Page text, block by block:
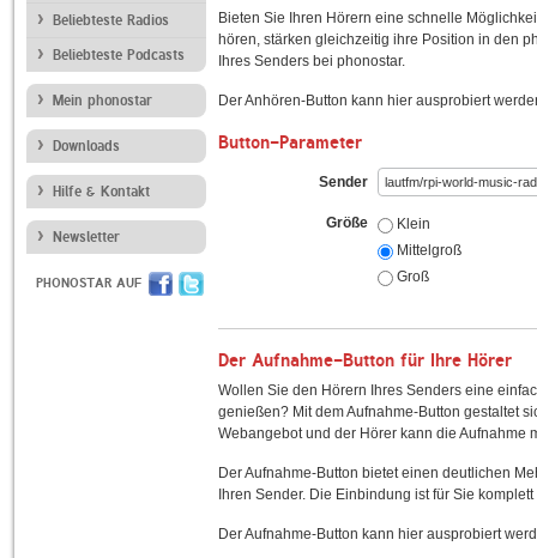
Beliebteste Radios
Beliebteste Podcasts
Mein phonostar
Downloads
Hilfe & Kontakt
Newsletter
PHONOSTAR AUF
Bieten Sie Ihren Hörern eine schnelle
hören, stärken gleichzeitig ihre Position in den
Ihres Senders bei phonostar.
Der Anhören-Button kann hier ausprobiert
Button-Parameter
Sender
Größe
Klein
Mittelgroß
Groß
Der Aufnahme-Button für Ihre Hörer
Wollen Sie den Hörern Ihres Senders eine
genießen? Mit dem Aufnahme-Button gestaltet
Webangebot und der Hörer kann die Aufnahme
Der Aufnahme-Button bietet einen deutlichen
Ihren Sender. Die Einbindung ist für Sie
Der Aufnahme-Button kann hier ausprobiert